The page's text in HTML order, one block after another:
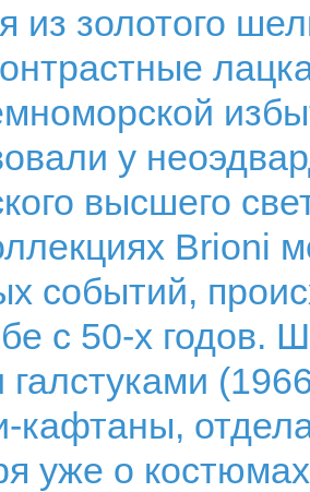
из золотого
у
высшего
Brioni
событий,
с 50-х годов.
галстуками
кафтаны,
уже о